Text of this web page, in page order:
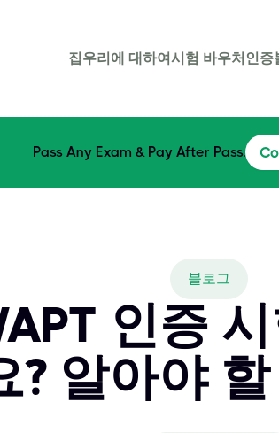
집우리에 대하여시험 바우처 인증
Pass Any Exam & Pay After Pass.
블로그
인증
? 알아야